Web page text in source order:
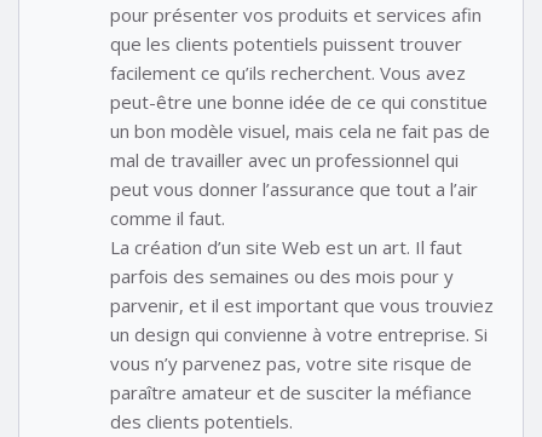
pour présenter vos produits et services afin
que les clients potentiels puissent trouver
facilement ce qu’ils recherchent. Vous avez
peut-être une bonne idée de ce qui constitue
un bon modèle visuel, mais cela ne fait pas de
mal de travailler avec un professionnel qui
peut vous donner l’assurance que tout a l’air
comme il faut.
La création d’un site Web est un art. Il faut
parfois des semaines ou des mois pour y
parvenir, et il est important que vous trouviez
un design qui convienne à votre entreprise. Si
vous n’y parvenez pas, votre site risque de
paraître amateur et de susciter la méfiance
des clients potentiels.